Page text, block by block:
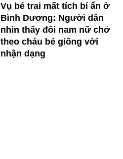
Vụ bé trai mất tích bí ẩn ở
Bình Dương: Người dân
nhìn thấy đôi nam nữ chở
theo cháu bé giống với
nhận dạng